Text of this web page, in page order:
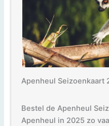
Apenheul Seizoenkaart
Bestel de Apenheul
Apenheul in 2025 zo